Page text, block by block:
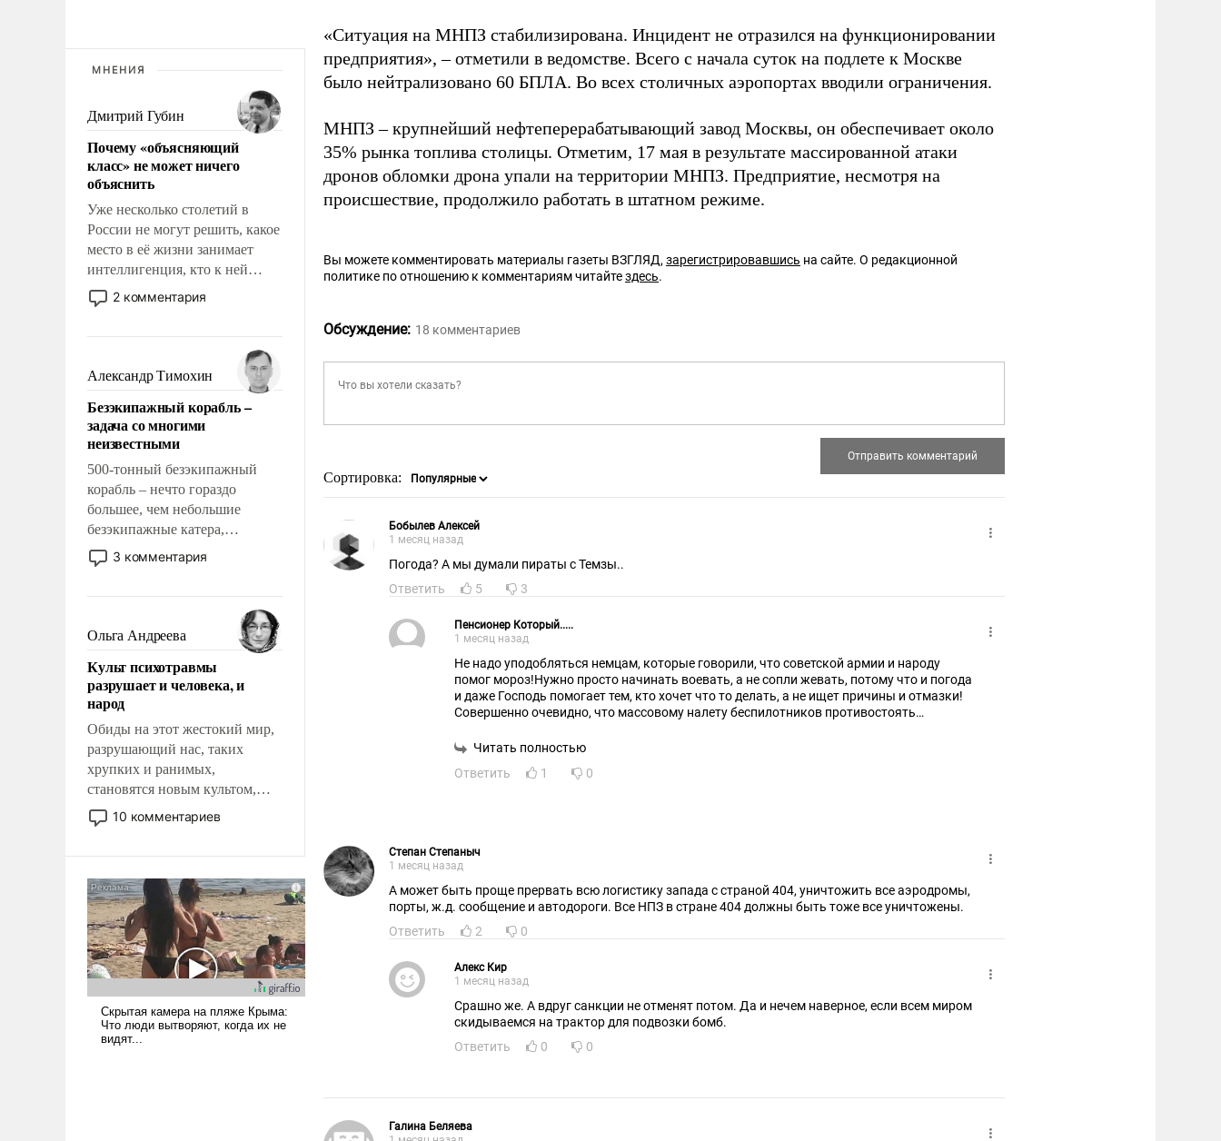
МНЕНИЯ
Дмитрий Губин
Почему «объясняющий
класс» не может ничего
объяснить
Уже несколько столетий в
России не могут решить, какое
место в её жизни занимает
интеллигенция, кто к ней
принадлежит, а кого из неё
исключили с правом
чем она отличается от просто
образованных людей. Иногда
казалось, что эти вопросы
решены раз и навсегда, но –
нет, не решены.
2 комментария
Александр Тимохин
Безэкипажный корабль –
задача со многими
неизвестными
500-тонный безэкипажный
корабль – нечто гораздо
большее, чем небольшие
безэкипажные катера,
применение которых уже
стало обыденностью. Задача по
сложна и амбициозна. Однако
и ее реализация радикально
поднимет наши боевые
возможности.
3 комментария
Ольга Андреева
Культ психотравмы
разрушает и человека, и
народ
Обиды на этот жестокий мир,
разрушающий нас, таких
хрупких и ранимых,
становятся новым культом,
постепенно вытесняя и
отменяя традиционное
ударами судьбы, брать на себя
ответственность, помогать
слабым, идти вперед и
адаптироваться.
10 комментариев
«Ситуация на МНПЗ стабилизирована. Инцидент не отразился на функционировании
предприятия», – отметили в ведомстве. Всего с начала суток на подлете к Москве
было нейтрализовано 60 БПЛА. Во всех столичных аэропортах вводили ограничения.
МНПЗ – крупнейший нефтеперерабатывающий завод Москвы, он обеспечивает около
35% рынка топлива столицы. Отметим, 17 мая в результате массированной атаки
дронов обломки дрона упали на территории МНПЗ. Предприятие, несмотря на
происшествие, продолжило работать в штатном режиме.
Вы можете комментировать материалы газеты ВЗГЛЯД,зарегистрировавшись на сайте. О редакционной
политике по отношению к комментариям читайтездесь.
Обсуждение: 18 комментариев
Сортировка:
Бобылев Алексей
1 месяц назад
Погода? А мы думали пираты с Темзы..
Ответить
5 3
Пенсионер Который.....
1 месяц назад
Не надо уподобляться немцам, которые говорили, что советской армии и народу
помог мороз!Нужно просто начинать воевать, а не сопли жевать, потому что и погода
и даже Господь помогает тем, кто хочет что то делать, а не ищет причины и отмазки!
Совершенно очевидно, что массовому налету беспилотников противостоять
запускает!Не призывать врагов , которые нас пришли убивать жить дружно, а их
Читать полностью
Ответить
1 0
Степан Степаныч
1 месяц назад
А может быть проще прервать всю логистику запада с страной 404, уничтожить все аэродромы,
порты, ж.д. сообщение и автодороги. Все НПЗ в стране 404 должны быть тоже все уничтожены.
Ответить
2 0
Алекс Кир
1 месяц назад
Срашно же. А вдруг санкции не отменят потом. Да и нечем наверное, если всем миром
скидываемся на трактор для подвозки бомб.
Ответить
0 0
Галина Беляева